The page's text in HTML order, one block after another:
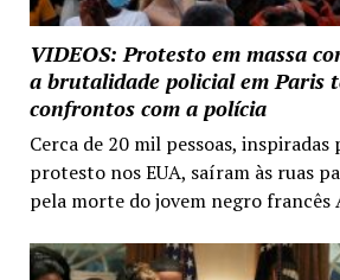
VIDEOS: Protesto em massa
a brutalidade policial em Paris
confrontos com a polícia
Cerca de 20 mil pessoas,
protesto nos EUA, saíram às ruas
pela morte do jovem negro francês